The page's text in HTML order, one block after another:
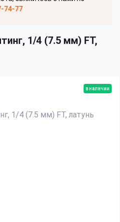
74-77
1/4 (7.5 мм) FT,
в наличии